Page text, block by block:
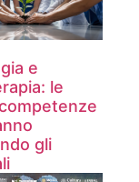
e
le
gli